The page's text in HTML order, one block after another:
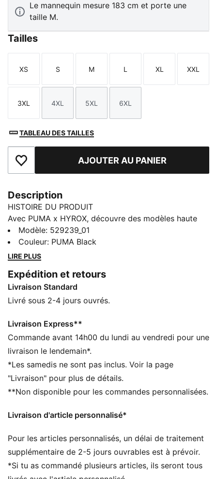
Le mannequin mesure 183 cm et porte une
taille M.
Tailles
Taille
XS
Taille
S
Taille
M
Taille
L
Taille
XL
Taille
XXL
Taille
3XL
Taille
4XL
Taille
5XL
Taille
6XL
TABLEAU DES TAILLES
Ajouter aux favorisAJOUTER AU PANIER
Description
HISTOIRE DU PRODUIT
Avec PUMA x HYROX, découvre des modèles haute
performance spécialement conçus pour l’épreuve de
course fitness ultime. Ce hoodie illustre la passion du
dépassement qui anime les athlètes HYROX. Doux et
l’entraînement ou récupérer après l’effort.
CARACTÉRISTIQUES + AVANTAGES
Confectionné avec un minimum de 50 % de matériaux
DÉTAILS
Conçu pour : Entraînement
Coupe : régulière
Col : Avec capuche
Matière principale : Matière douce assurant la
respirabilité et la légèreté
Poches : Poche kangourou
rester au sec
Les tissus CLOUDSPUN sont ultra doux et extensibles
dans tous les sens pour une liberté de mouvement
optimale
Modèle: 529239_01
Couleur: PUMA Black
LIRE PLUS
Expédition et retours
Livraison Standard
Livré sous 2-4 jours ouvrés.
Livraison Express**
Commande avant 14h00 du lundi au vendredi pour une
livraison le lendemain*.
*Les samedis ne sont pas inclus. Voir la page
"Livraison" pour plus de détails.
**Non disponible pour les commandes personnalisées.
Livraison d'article personnalisé*
Pour les articles personnalisés, un délai de traitement
supplémentaire de 2-5 jours ouvrables est à prévoir.
*Si tu as commandé plusieurs articles, ils seront tous